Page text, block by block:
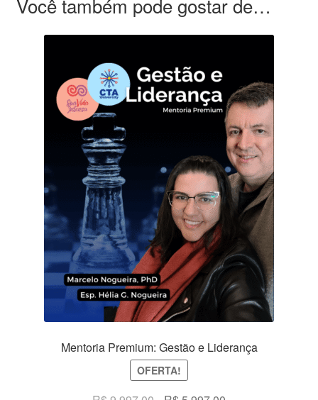
Você também pode gostar de…
Mentoria Premium: Gestão e Liderança
OFERTA!